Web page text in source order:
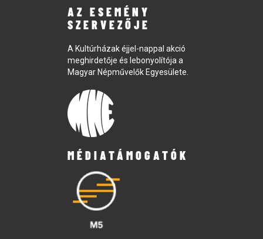
AZ ESEMÉNY
SZERVEZŐJE
A Kultúrházak éjjel-nappal akció
meghirdetője és lebonyolítója a
Magyar Népművelők Egyesülete.
MÉDIATÁMOGATÓK